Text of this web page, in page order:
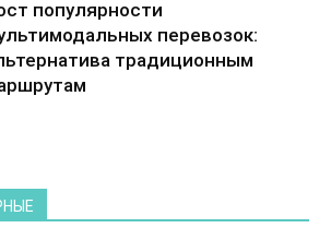
популярности
перевозок:
традиционным